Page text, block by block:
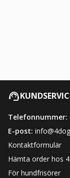
Telefonnummer:
E-post:
Kontaktformulär
Hämta order hos
För hundfrisörer